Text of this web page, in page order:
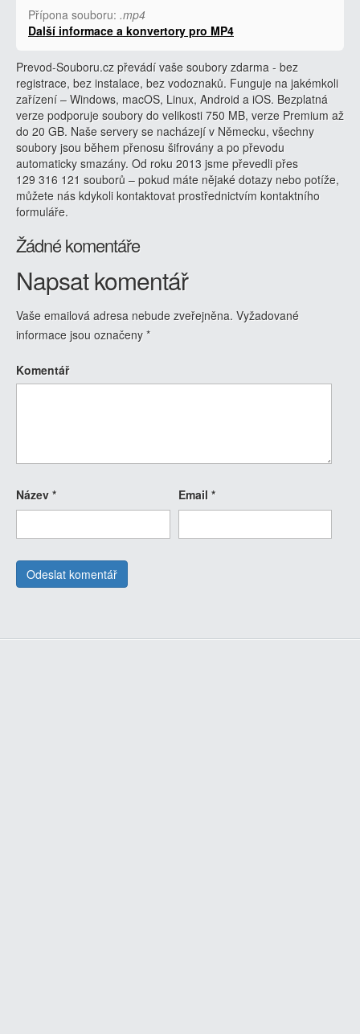
Přípona souboru: .mp4
Další informace a konvertory pro MP4
Prevod-Souboru.cz převádí vaše soubory zdarma - bez
registrace, bez instalace, bez vodoznaků. Funguje na jakémkoli
zařízení – Windows, macOS, Linux, Android a iOS. Bezplatná
verze podporuje soubory do velikosti 750 MB, verze Premium až
do 20 GB. Naše servery se nacházejí v Německu, všechny
soubory jsou během přenosu šifrovány a po převodu
automaticky smazány. Od roku 2013 jsme převedli přes
129 316 121 souborů – pokud máte nějaké dotazy nebo potíže,
můžete nás kdykoli kontaktovat prostřednictvím kontaktního
formuláře.
Žádné komentáře
Napsat komentář
Vaše emailová adresa nebude zveřejněna. Vyžadované
informace jsou označeny *
Komentář
Název * Email *